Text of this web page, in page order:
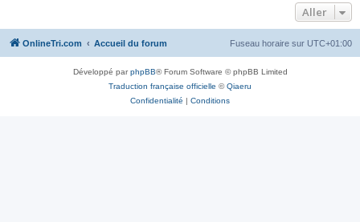
Aller
OnlineTri.com Accueil du forum Fuseau horaire sur UTC+01:00
Développé parphpBB® Forum Software © phpBB Limited
Traduction française officielle ©Qiaeru
Confidentialité | Conditions